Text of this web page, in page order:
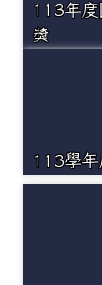
113年度
獎
113學年